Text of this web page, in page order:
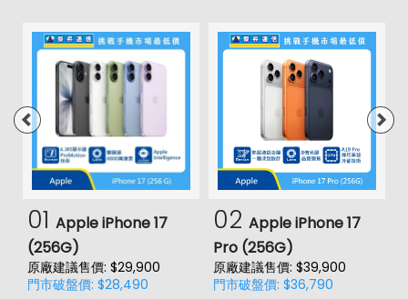
01 Apple iPhone 17
(256G)
原廠建議售價: $29,900
門市破盤價: $28,490
02 Apple iPhone 17
Pro (256G)
原廠建議售價: $39,900
門市破盤價: $36,790